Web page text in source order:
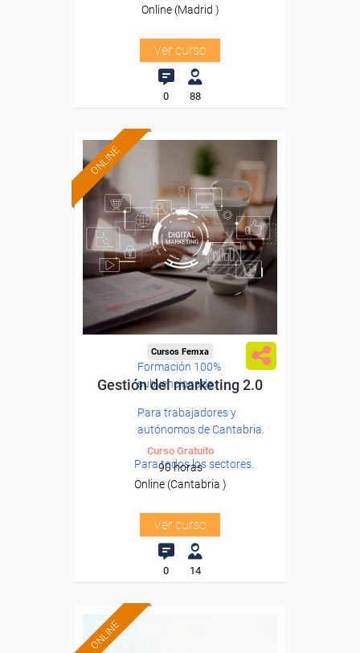
Online (Madrid )
Ver curso
0 88
ONLINE
Formación 100%
subvencionada.
Para trabajadores y
autónomos de Cantabria.
Para todos los sectores.
Cursos Femxa
Gestión del marketing 2.0
Curso Gratuito
90 horas
Online (Cantabria )
Ver curso
0 14
ONLINE